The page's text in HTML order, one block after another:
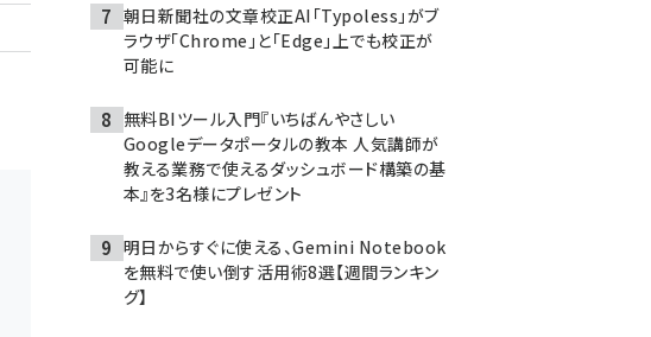
朝日新聞社の文章校正AI「Typoless」がブ
ラウザ「Chrome」と「Edge」上でも校正が
可能に
無料BIツール入門『いちばんやさしい
Googleデータポータルの教本 人気講師が
教える業務で使えるダッシュボード構築の基
本』を3名様にプレゼント
明日からすぐに使える、Gemini Notebook
を無料で使い倒す活用術8選【週間ランキン
グ】